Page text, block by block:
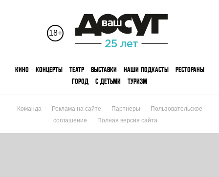
18+
КИНО КОНЦЕРТЫ ТЕАТР ВЫСТАВКИ НАШИ ПОДКАСТЫ
РЕСТОРАНЫ
ГОРОД
С ДЕТЬМИ ТУРИЗМ
Команда Реклама на сайте Партнеры
Пользовательское
соглашение
Полная версия сайта